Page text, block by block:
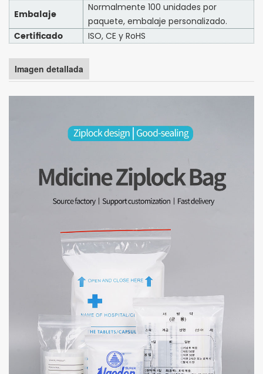
Embalaje
Normalmente 100 unidades por
paquete, embalaje personalizado.
Certificado ISO, CE y RoHS
Imagen detallada